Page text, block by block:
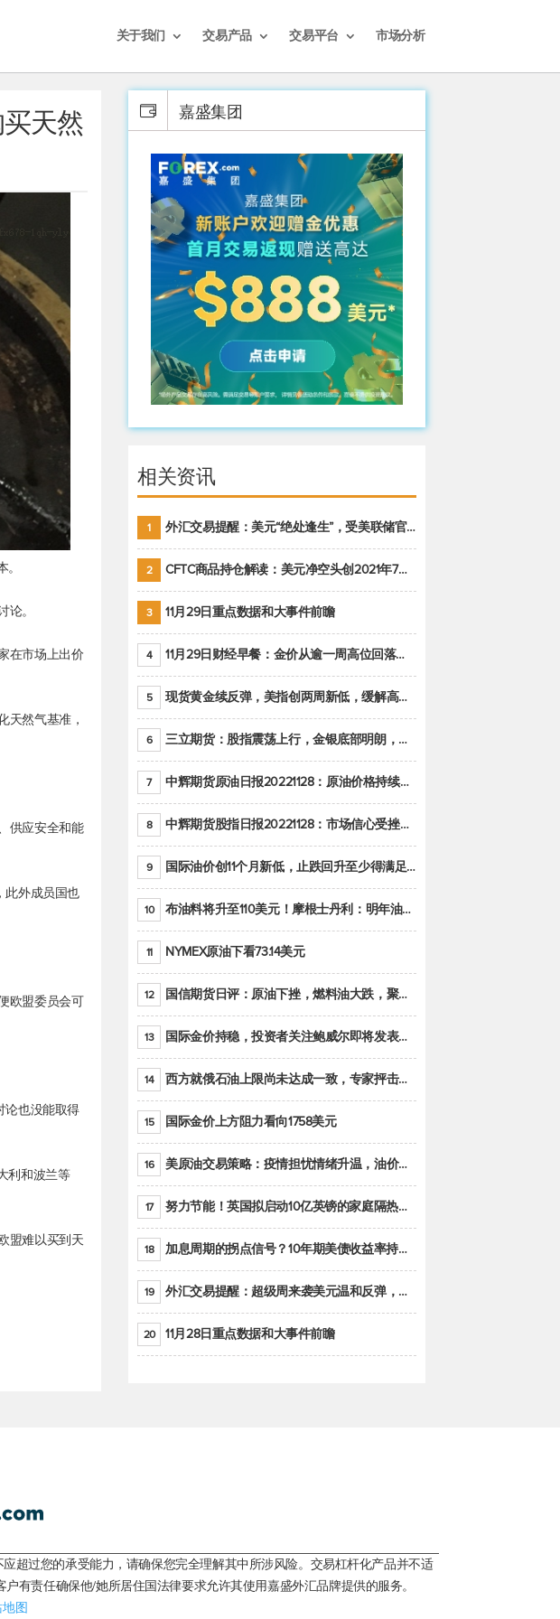
关于我们 交易产品 交易平台 市场分析
天然
。
在市场上出价
天然气基准，
供应安全和能
此外成员国也
欧盟委员会可
论也没能取得
利和波兰等
盟难以买到天
嘉盛集团
相关资讯
1 外汇交易提醒：美元“绝处逢生”，受美联储官员鹰派讲话支撑
2 CFTC商品持仓解读：美元净空头创2021年7月以来最大，黄金期货投机性净多头头寸减少
3 11月29日重点数据和大事件前瞻
4 11月29日财经早餐：金价从逾一周高位回落，美联储官员重申鹰派立场推动美元回升
5 现货黄金续反弹，美指创两周新低，缓解高通胀美国须治本
6 三立期货：股指震荡上行，金银底部明朗，原油偏弱走势(20221128收评)
7 中辉期货原油日报20221128：原油价格持续下降，市场关注OPEC+新一轮产能政策
8 中辉期货股指日报20221128：市场信心受挫，股指全线回调
9 国际油价创11个月新低，止跌回升至少得满足二大条件之一
10 布油料将升至110美元！摩根士丹利：明年油市面临七大不确定性
11 NYMEX原油下看73.14美元
12 国信期货日评：原油下挫，燃料油大跌，聚烯烃谨慎回调
13 国际金价持稳，投资者关注鲍威尔即将发表的讲话
14 西方就俄石油上限尚未达成一致，专家抨击限价是无用功
15 国际金价上方阻力看向1758美元
16 美原油交易策略：疫情担忧情绪升温，油价跌创年内新低
17 努力节能！英国拟启动10亿英镑的家庭隔热工程 减少能源消耗
18 加息周期的拐点信号？10年期美债收益率持续低于联邦基金利率目标区间
19 外汇交易提醒：超级周来袭美元温和反弹，警惕筑底可能性
20 11月28日重点数据和大事件前瞻
超过您的承受能力，请确保您完全理解其中所涉风险。交易杠杆化产品并不适
有责任确保他/她所居住国法律要求允许其使用嘉盛外汇品牌提供的服务。
图